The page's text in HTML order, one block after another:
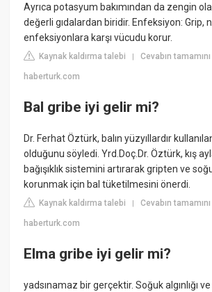
Ayrıca potasyum bakımından da zengin
değerli gıdalardan biridir. Enfeksiyon: Grip,
enfeksiyonlara karşı vücudu korur.
Kaynak kaldırma talebi |Cevabın
haberturk.com
Bal gribe iyi gelir mi?
Dr. Ferhat Öztürk, balın yüzyıllardır
olduğunu söyledi. Yrd.Doç.Dr. Öztürk, kış
bağışıklık sistemini artırarak gripten ve
korunmak için bal tüketilmesini önerdi.
Kaynak kaldırma talebi |Cevabın
haberturk.com
Elma gribe iyi gelir mi?
yadsınamaz bir gerçektir. Soğuk algınlığı